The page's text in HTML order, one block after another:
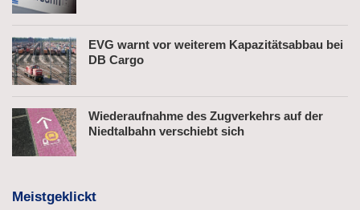
EVG warnt vor weiterem Kapazitätsabbau bei
DB Cargo
Wiederaufnahme des Zugverkehrs auf der
Niedtalbahn verschiebt sich
Meistgeklickt